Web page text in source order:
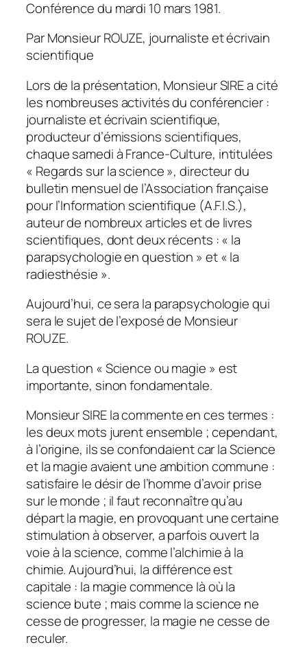
Conférence du mardi 10 mars 1981.
Par Monsieur ROUZE, journaliste et écrivain
scientifique
Lors de la présentation, Monsieur SIRE a cité
les nombreuses activités du conférencier :
journaliste et écrivain scientifique,
producteur d’émissions scientifiques,
chaque samedi à France-Culture, intitulées
« Regards sur la science », directeur du
bulletin mensuel de l’Association française
pour l’Information scientifique (A.F.I.S.),
auteur de nombreux articles et de livres
scientifiques, dont deux récents : « la
parapsychologie en question » et « la
radiesthésie ».
Aujourd’hui, ce sera la parapsychologie qui
sera le sujet de l’exposé de Monsieur
ROUZE.
La question « Science ou magie » est
importante, sinon fondamentale.
Monsieur SIRE la commente en ces termes :
les deux mots jurent ensemble ; cependant,
à l’origine, ils se confondaient car la Science
et la magie avaient une ambition commune :
satisfaire le désir de l’homme d’avoir prise
sur le monde ; il faut reconnaître qu’au
départ la magie, en provoquant une certaine
stimulation à observer, a parfois ouvert la
voie à la science, comme l’alchimie à la
chimie. Aujourd’hui, la différence est
capitale : la magie commence là où la
science bute ; mais comme la science ne
cesse de progresser, la magie ne cesse de
reculer.